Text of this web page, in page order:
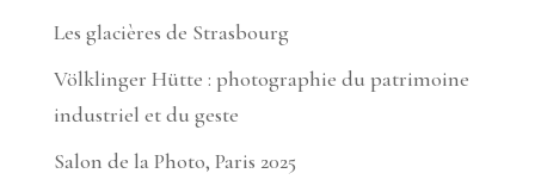
Les glacières de Strasbourg
Völklinger Hütte : photographie du patrimoine
industriel et du geste
Salon de la Photo, Paris 2025